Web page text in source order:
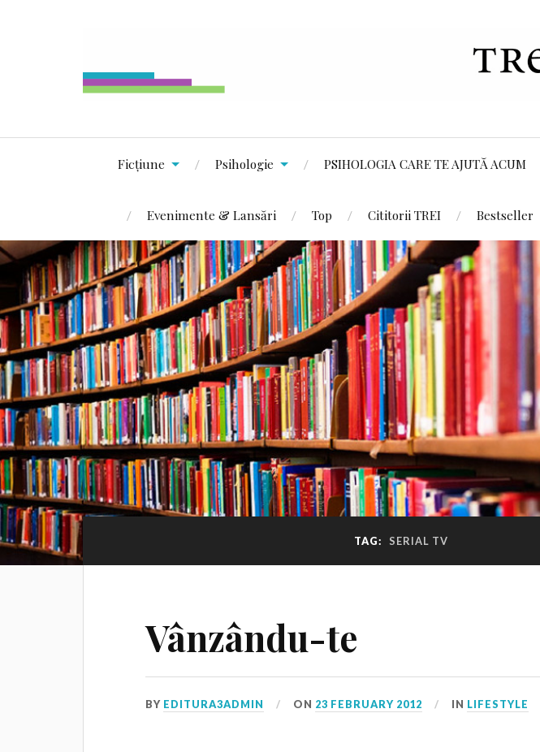
Ficțiune Psihologie PSIHOLOGIA CARE TE AJUTĂ ACUM
Evenimente & Lansări Top Cititorii TREI Bestseller
TAG: SERIAL TV
Vânzându-te
BY EDITURA3ADMIN ON 23 FEBRUARY 2012 IN LIFESTYLE